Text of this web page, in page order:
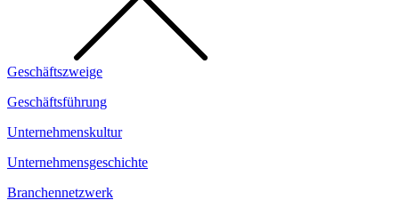
Geschäftszweige
Geschäftsführung
Unternehmenskultur
Unternehmensgeschichte
Branchennetzwerk